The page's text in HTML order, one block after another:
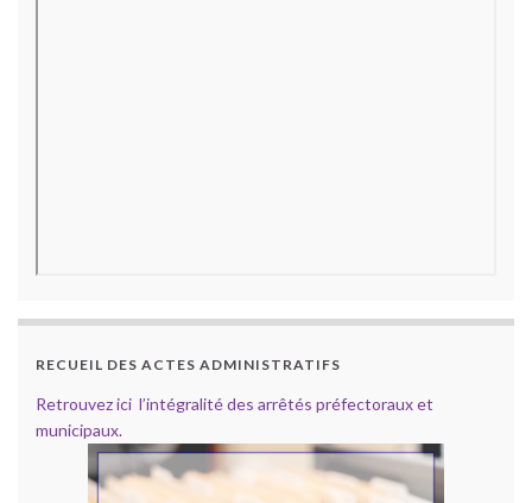
RECUEIL DES ACTES ADMINISTRATIFS
Retrouvez ici l’intégralité des arrêtés préfectoraux et
municipaux.